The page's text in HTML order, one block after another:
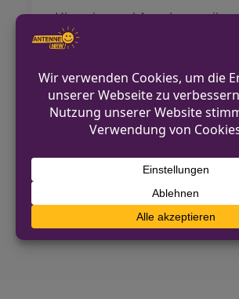
Hinweise und Angaben zu
Aufenthaltsort können an jede
Polizeidienststelle unter der
Polizei Gütersloh unter der
05241 869-0 gegeben werden.
VORHERIGER BEITRAG
Vermisste 21-Jährige aus
NÄCHSTER
Verkehrsunfall in